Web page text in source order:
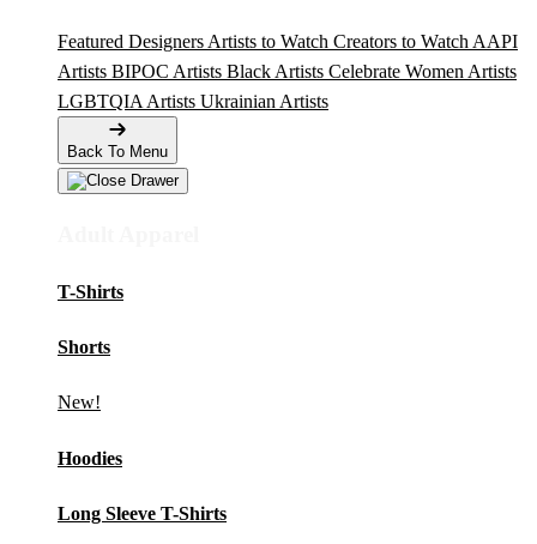
Featured Designers Artists to Watch Creators to Watch AAPI
Artists BIPOC Artists Black Artists Celebrate Women Artists
LGBTQIA Artists Ukrainian Artists
Back To Menu
T-Shirts
Shorts
New!
Hoodies
Long Sleeve T-Shirts